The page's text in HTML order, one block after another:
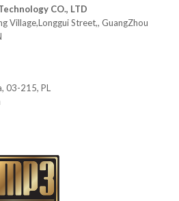
CO., LTD
Village,Longgui Street,, GuangZhou
03-215, PL